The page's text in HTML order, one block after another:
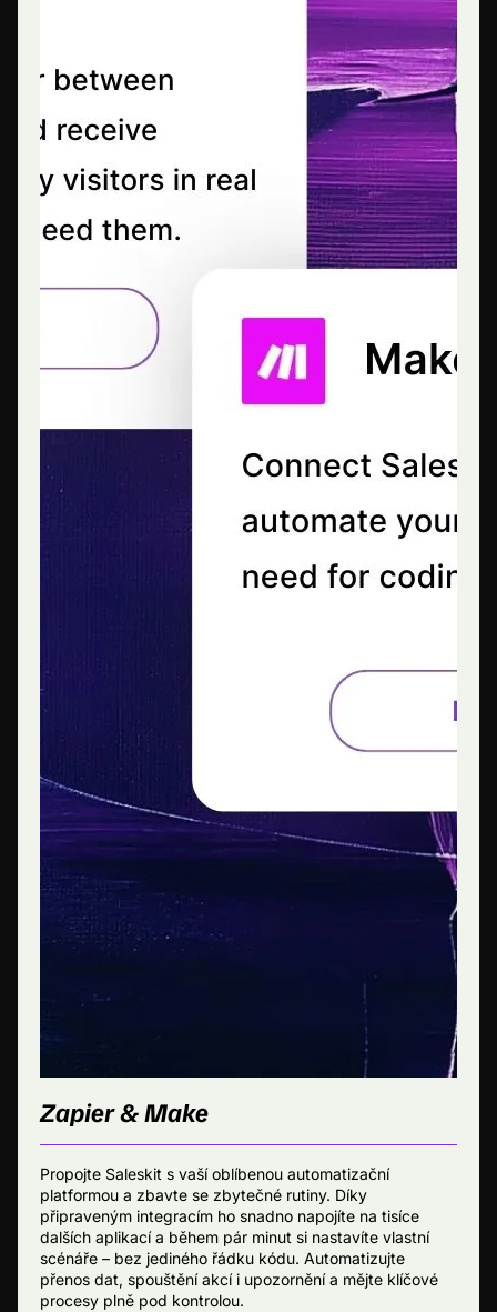
Zapier & Make
Propojte Saleskit s vaší oblíbenou automatizační
platformou a zbavte se zbytečné rutiny. Díky
připraveným integracím ho snadno napojíte na tisíce
dalších aplikací a během pár minut si nastavíte vlastní
scénáře – bez jediného řádku kódu. Automatizujte
přenos dat, spouštění akcí i upozornění a mějte klíčové
procesy plně pod kontrolou.